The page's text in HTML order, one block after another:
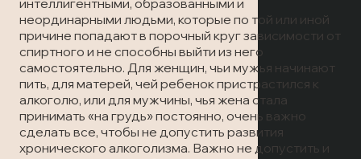
Лечение алкоголизма
Транспортировка пациентов
Лечение в стационаре
Вызов врача
Запись на прием
Вызов врача
Статьи
Запись на прием
Вызов врача
интеллигентными, образованными и
неординарными людьми, которые по той или иной
причине попадают в порочный круг зависимости от
спиртного и не способны выйти из него
самостоятельно. Для женщин, чьи мужья начинают
пить, для матерей, чей ребенок пристрастился к
алкоголю, или для мужчины, чья жена стала
принимать «на грудь» постоянно, очень важно
сделать все, чтобы не допустить развития
хронического алкоголизма. Важно не допустить и